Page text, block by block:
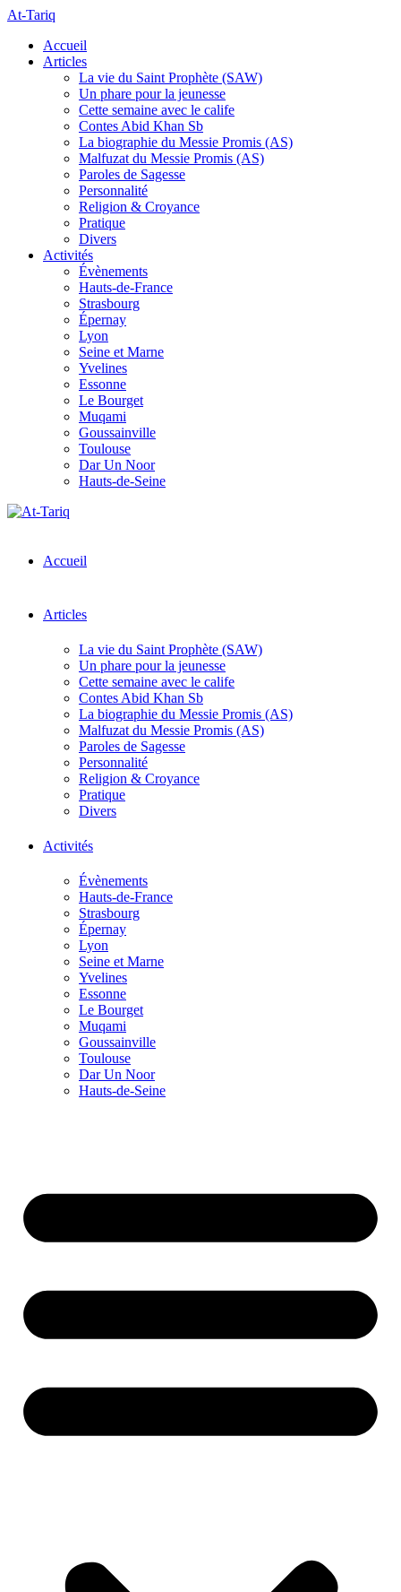
At-Tariq
Accueil
Articles
La vie du Saint Prophète (SAW)
Un phare pour la jeunesse
Cette semaine avec le calife
Contes Abid Khan Sb
La biographie du Messie Promis (AS)
Malfuzat du Messie Promis (AS)
Paroles de Sagesse
Personnalité
Religion & Croyance
Pratique
Divers
Activités
Évènements
Hauts-de-France
Strasbourg
Épernay
Lyon
Seine et Marne
Yvelines
Essonne
Le Bourget
Muqami
Goussainville
Toulouse
Dar Un Noor
Hauts-de-Seine
Accueil
Articles
La vie du Saint Prophète (SAW)
Un phare pour la jeunesse
Cette semaine avec le calife
Contes Abid Khan Sb
La biographie du Messie Promis (AS)
Malfuzat du Messie Promis (AS)
Paroles de Sagesse
Personnalité
Religion & Croyance
Pratique
Divers
Activités
Évènements
Hauts-de-France
Strasbourg
Épernay
Lyon
Seine et Marne
Yvelines
Essonne
Le Bourget
Muqami
Goussainville
Toulouse
Dar Un Noor
Hauts-de-Seine